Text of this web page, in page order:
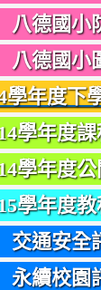
八德國小
八德國小
學年度下
學年度
學年度
學年度
交通安全
永續校園